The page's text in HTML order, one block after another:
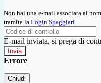
Non hai una e-mail associata al
tramite la Login Spaggiari
E-mail inviata, si prega di
Errore
Chiudi